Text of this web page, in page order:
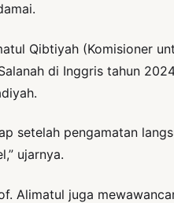
Qibtiyah (Komisioner
di Inggris tahun
setelah pengamatan
ujarnya.
Alimatul juga